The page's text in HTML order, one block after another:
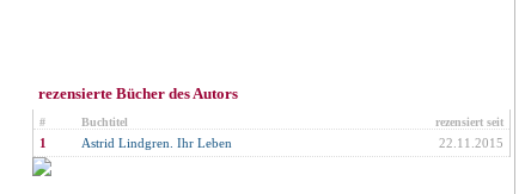
rezensierte Bücher des Autors
# rezensiert seit
Buchtitel
1 22.11.2015
Astrid Lindgren. Ihr Leben